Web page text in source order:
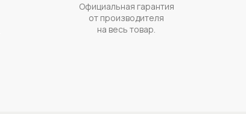
Официальная гарантия
от производителя
на весь товар.